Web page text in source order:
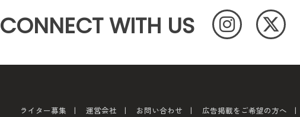
CONNECT WITH US
ライター募集 運営会社 お問い合わせ 広告掲載をご希望の方へ